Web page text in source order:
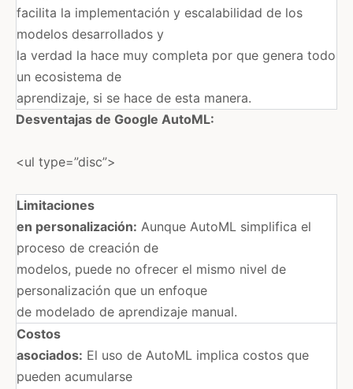
facilita la implementación y escalabilidad de los
modelos desarrollados y
la verdad la hace muy completa por que genera todo
un ecosistema de
aprendizaje, si se hace de esta manera.​
Desventajas de Google AutoML:
<ul type=”disc”>
Limitaciones
en personalización: Aunque AutoML simplifica el
proceso de creación de
modelos, puede no ofrecer el mismo nivel de
personalización que un enfoque
de modelado de aprendizaje manual.
Costos
asociados: El uso de AutoML implica costos que
pueden acumularse